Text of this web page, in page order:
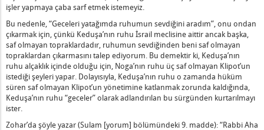
Şehina Onlarla Beraberdir” Nedir?
Gelen Felaket Erdemlilerle Başlar” Nedir?
Olmalıdır” Nedir?
Çaba Sarf Etmeyen, Şabat Günü Ne Yiyecek” Nedir?
Kaldı ve Öldürüldü,” Ne Demektir?
Yoktur Ne Demektir?
Kendin İçin Bir Aşera Dikmeyeceksin” Nedir?
Şey Yoktur” Nedir?
Anlama Gelir?
işler yapmaya çaba sarf etmek istemeyiz.
Bu nedenle, “Geceleri yatağımda ruhumun sevdiğini aradım”, onu ondan
çıkarmak için, çünkü Keduşa’nın ruhu İsrail meclisine aittir ancak başka,
saf olmayan topraklardadır, ruhumun sevdiğinden beni saf olmayan
topraklardan çıkarmasını talep ediyorum. Bu demektir ki, Keduşa’nın
ruhu alçaklık içinde olduğu için, Noga’nın ruhu üç saf olmayan Klipot’un
istediği şeyleri yapar. Dolayısıyla, Keduşa’nın ruhu o zamanda hüküm
süren saf olmayan Klipot’un yönetimine katlanmak zorunda kaldığında,
Keduşa’nın ruhu “geceler” olarak adlandırılan bu sürgünden kurtarılmayı
ister.
Zohar’da şöyle yazar (Sulam [yorum] bölümündeki 9. madde): “Rabbi Aha